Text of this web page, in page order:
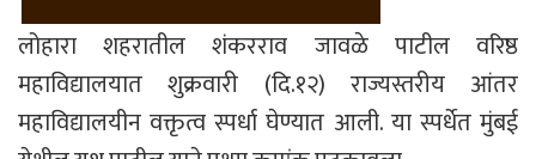
लोहारा शहरातील शंकरराव जावळे पाटील वरिष्ठ
महाविद्यालयात शुक्रवारी (दि.१२) राज्यस्तरीय आंतर
महाविद्यालयीन वक्तृत्व स्पर्धा घेण्यात आली. या स्पर्धेत मुंबई